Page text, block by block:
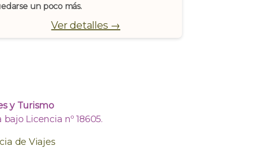
un poco más.
Ver detalles →
y Turismo
Licencia nº 18605.
de Viajes